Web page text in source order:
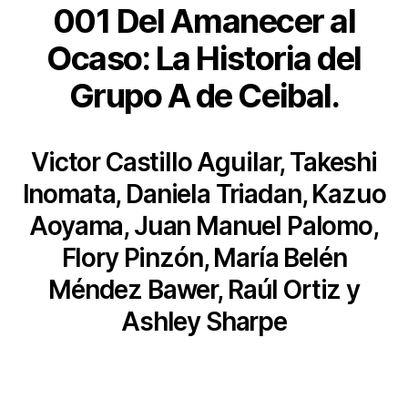
001 Del Amanecer al
Ocaso: La Historia del
Grupo A de Ceibal.
Victor Castillo Aguilar, Takeshi
Inomata, Daniela Triadan, Kazuo
Aoyama, Juan Manuel Palomo,
Flory Pinzón, María Belén
Méndez Bawer, Raúl Ortiz y
Ashley Sharpe